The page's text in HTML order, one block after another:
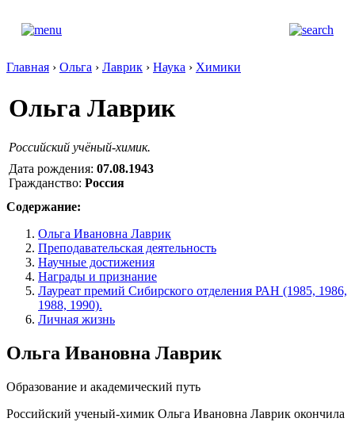
Главная › Ольга › Лаврик › Наука › Химики
Ольга Лаврик
Российский учёный-химик.
Дата рождения: 07.08.1943
Гражданство: Россия
Содержание:
Ольга Ивановна Лаврик
Преподавательская деятельность
Научные достижения
Награды и признание
Лауреат премий Сибирского отделения РАН (1985, 1986,
1988, 1990).
Личная жизнь
Ольга Ивановна Лаврик
Образование и академический путь
Российский ученый-химик Ольга Ивановна Лаврик окончила